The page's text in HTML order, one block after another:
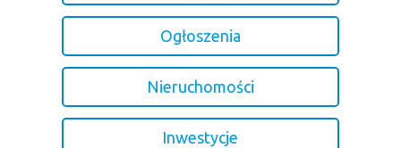
Ogłoszenia
Nieruchomości
Inwestycje